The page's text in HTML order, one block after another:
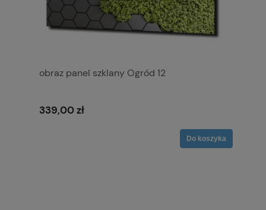
obraz panel szklany Ogród 12
339,00 zł
Do koszyka